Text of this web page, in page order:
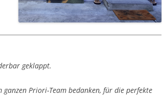
geklappt.
Priori-Team bedanken, für die perfekte